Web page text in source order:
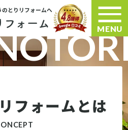
とりリフォームへ
MENU
フォームとは